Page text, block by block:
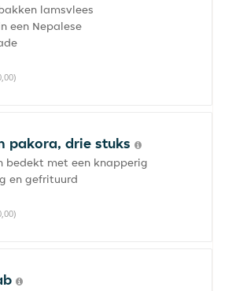
lamsvlees
een Nepalese
pakora, drie stuks
bedekt met een knapperig
en gefrituurd